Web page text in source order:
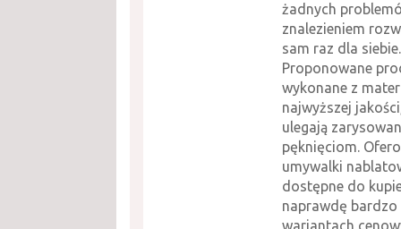
żadnych
znalezieniem
sam raz dla siebie.
Proponowane
wykonane z
najwyższej
ulegają
pęknięciom.
umywalki
dostępne do
naprawdę
wariantach